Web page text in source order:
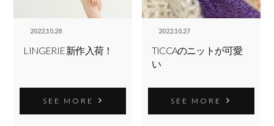
2022.10.28
LINGERIE 新作入荷！
SEE MORE
2022.10.27
TICCAのニットが可愛
い
SEE MORE